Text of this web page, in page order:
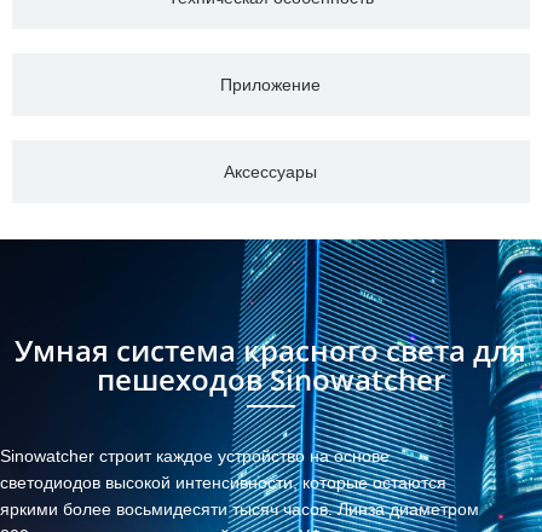
Приложение
Аксессуары
Умная система красного света для
пешеходов Sinowatcher
Sinowatcher строит каждое устройство на основе
светодиодов высокой интенсивности, которые остаются
яркими более восьмидесяти тысяч часов. Линза диаметром